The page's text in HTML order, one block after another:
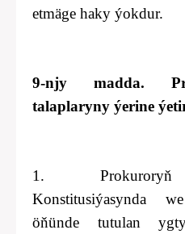
etmäge haky ýokdur.
9-njy madda.
talaplaryny ýerine
1. Prokuroryň
Konstitusiýasynda
öňünde tutulan